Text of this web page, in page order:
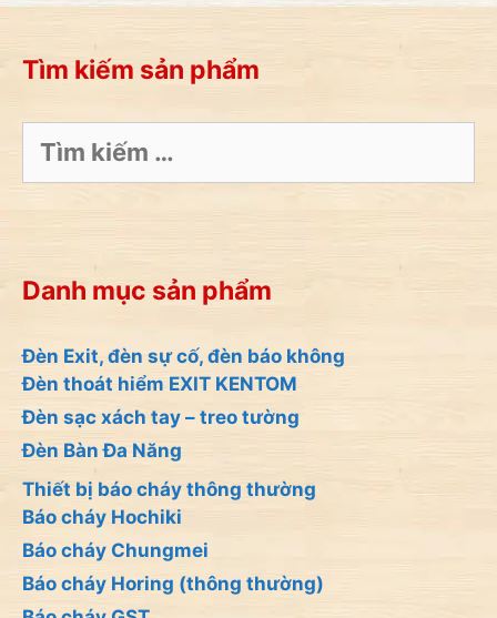
Tìm kiếm sản phẩm
kiếm
cho:
Danh mục sản phẩm
Đèn Exit, đèn sự cố, đèn báo không
Đèn thoát hiểm EXIT KENTOM
Đèn sạc xách tay – treo tường
Đèn Bàn Đa Năng
Thiết bị báo cháy thông thường
Báo cháy Hochiki
Báo cháy Chungmei
Báo cháy Horing (thông thường)